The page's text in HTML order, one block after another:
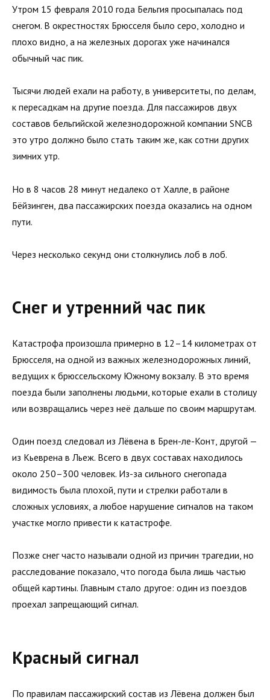
Утром 15 февраля 2010 года Бельгия просыпалась под
снегом. В окрестностях Брюсселя было серо, холодно и
плохо видно, а на железных дорогах уже начинался
обычный час пик.
Тысячи людей ехали на работу, в университеты, по делам,
к пересадкам на другие поезда. Для пассажиров двух
составов бельгийской железнодорожной компании SNCB
это утро должно было стать таким же, как сотни других
зимних утр.
Но в 8 часов 28 минут недалеко от Халле, в районе
Бёйзинген, два пассажирских поезда оказались на одном
пути.
Через несколько секунд они столкнулись лоб в лоб.
Снег и утренний час пик
Катастрофа произошла примерно в 12–14 километрах от
Брюсселя, на одной из важных железнодорожных линий,
ведущих к брюссельскому Южному вокзалу. В это время
поезда были заполнены людьми, которые ехали в столицу
или возвращались через неё дальше по своим маршрутам.
Один поезд следовал из Лёвена в Брен-ле-Конт, другой —
из Кьеврена в Льеж. Всего в двух составах находилось
около 250–300 человек. Из-за сильного снегопада
видимость была плохой, пути и стрелки работали в
сложных условиях, а любое нарушение сигналов на таком
участке могло привести к катастрофе.
Позже снег часто называли одной из причин трагедии, но
расследование показало, что погода была лишь частью
общей картины. Главным стало другое: один из поездов
проехал запрещающий сигнал.
Красный сигнал
По правилам пассажирский состав из Лёвена должен был